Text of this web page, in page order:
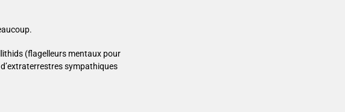
(flagelleurs mentaux pour
sympathiques